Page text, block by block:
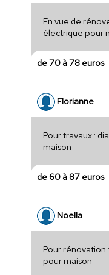
En vue de
électrique pour
de 70 à 78 euros
Florianne
Pour travaux :
maison
de 60 à 87 euros
Noella
Pour
pour maison